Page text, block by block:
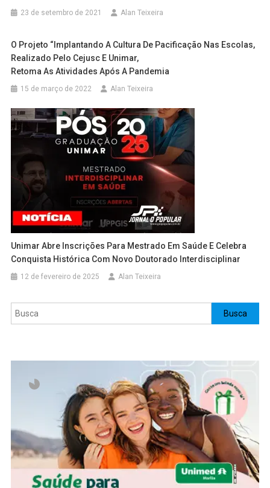
23 de setembro de 2021 Alan Teixeira
O Projeto “Implantando A Cultura De Pacificação Nas Escolas,
Realizado Pelo Cejusc E Unimar,
Retoma As Atividades Após A Pandemia
15 de março de 2022 Alan Teixeira
Unimar Abre Inscrições Para Mestrado Em Saúde E Celebra
Conquista Histórica Com Novo Doutorado Interdisciplinar
12 de fevereiro de 2025 Alan Teixeira
Pesquisar Busca